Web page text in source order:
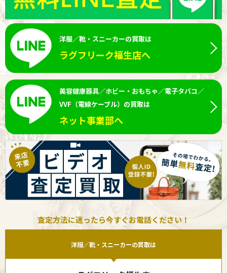
洋服／靴・スニーカーの買取は
ラグフリーク福生店へ
美容健康器具／ホビー・おもちゃ／電子タバコ／
VVF（電線ケーブル）の買取は
ネット事業部へ
査定方法に迷ったら今すぐお電話ください！
洋服／靴・スニーカーの買取は